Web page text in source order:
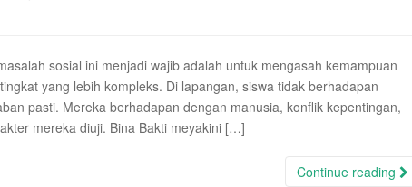
sosial ini menjadi wajib adalah untuk mengasah kemampuan
yang lebih kompleks. Di lapangan, siswa tidak berhadapan
pasti. Mereka berhadapan dengan manusia, konflik kepentingan,
mereka diuji. Bina Bakti meyakini […]
Continue reading